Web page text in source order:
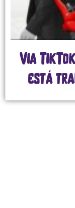
Via
está